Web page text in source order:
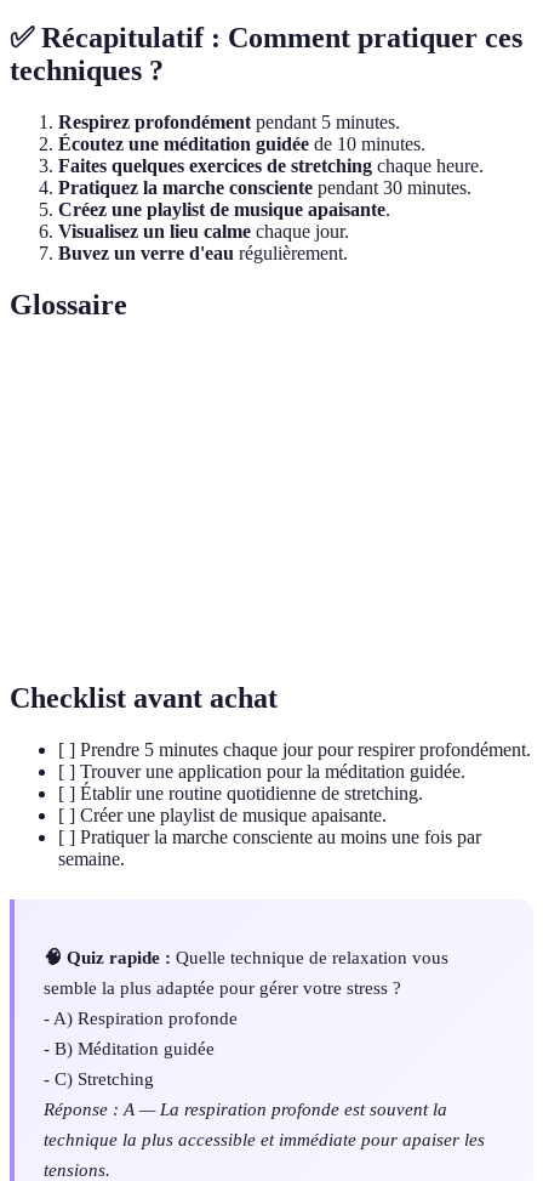
✅ Récapitulatif : Comment pratiquer ces
techniques ?
Respirez profondément pendant 5 minutes.
Écoutez une méditation guidée de 10 minutes.
Faites quelques exercices de stretching chaque heure.
Pratiquez la marche consciente pendant 30 minutes.
Créez une playlist de musique apaisante.
Visualisez un lieu calme chaque jour.
Buvez un verre d'eau régulièrement.
Glossaire
Checklist avant achat
[ ] Prendre 5 minutes chaque jour pour respirer profondément.
[ ] Trouver une application pour la méditation guidée.
[ ] Établir une routine quotidienne de stretching.
[ ] Créer une playlist de musique apaisante.
[ ] Pratiquer la marche consciente au moins une fois par
semaine.
🧠 Quiz rapide : Quelle technique de relaxation vous
semble la plus adaptée pour gérer votre stress ?
- A) Respiration profonde
- B) Méditation guidée
- C) Stretching
Réponse : A — La respiration profonde est souvent la
technique la plus accessible et immédiate pour apaiser les
tensions.